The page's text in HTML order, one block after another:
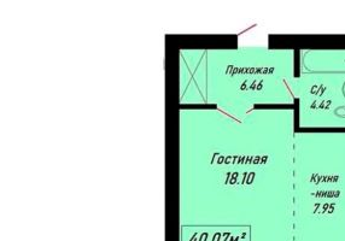
Отмена